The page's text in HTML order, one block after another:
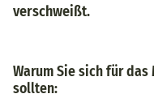
verschweißt.
Warum Sie sich für das
sollten: